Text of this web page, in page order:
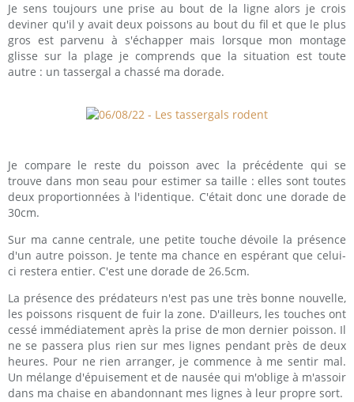
Je sens toujours une prise au bout de la ligne alors je crois
deviner qu'il y avait deux poissons au bout du fil et que le plus
gros est parvenu à s'échapper mais lorsque mon montage
glisse sur la plage je comprends que la situation est toute
autre : un tassergal a chassé ma dorade.
Je compare le reste du poisson avec la précédente qui se
trouve dans mon seau pour estimer sa taille : elles sont toutes
deux proportionnées à l'identique. C'était donc une dorade de
30cm.
Sur ma canne centrale, une petite touche dévoile la présence
d'un autre poisson. Je tente ma chance en espérant que celui-
ci restera entier. C'est une dorade de 26.5cm.
La présence des prédateurs n'est pas une très bonne nouvelle,
les poissons risquent de fuir la zone. D'ailleurs, les touches ont
cessé immédiatement après la prise de mon dernier poisson. Il
ne se passera plus rien sur mes lignes pendant près de deux
heures. Pour ne rien arranger, je commence à me sentir mal.
Un mélange d'épuisement et de nausée qui m'oblige à m'assoir
dans ma chaise en abandonnant mes lignes à leur propre sort.